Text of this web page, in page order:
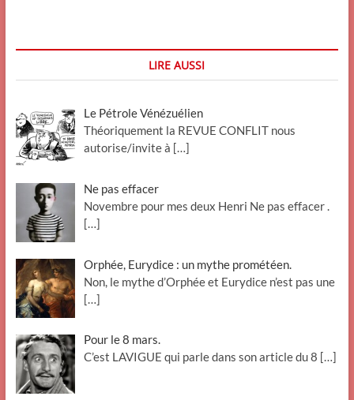
spatiale
!
LIRE AUSSI
Le Pétrole Vénézuélien
Théoriquement la REVUE CONFLIT nous
autorise/invite à […]
Ne pas effacer
Novembre pour mes deux Henri Ne pas effacer .
[…]
Orphée, Eurydice : un mythe prométéen.
Non, le mythe d’Orphée et Eurydice n’est pas une
[…]
Pour le 8 mars.
C’est LAVIGUE qui parle dans son article du 8 […]